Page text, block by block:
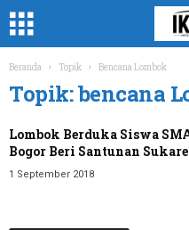
Beranda Topik Bencana Lombok
Topik: bencana
Lombok Berduka Siswa
Bogor Beri Santunan
1 September 2018